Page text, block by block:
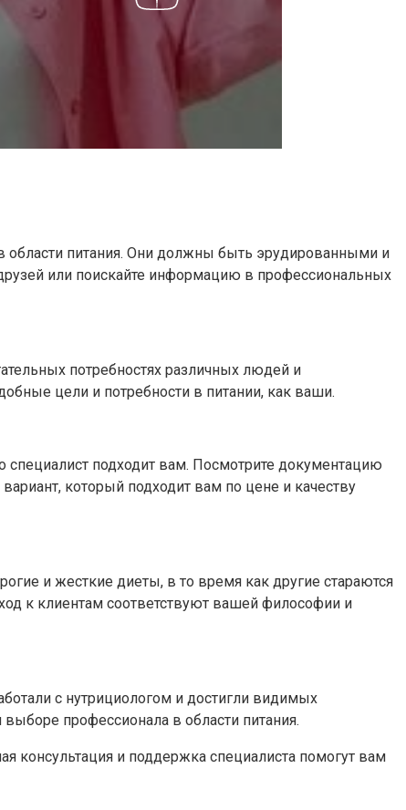
области питания. Они должны быть эрудированными и
или поискайте информацию в профессиональных
потребностях различных людей и
цели и потребности в питании, как ваши.
специалист подходит вам. Посмотрите документацию
который подходит вам по цене и качеству
и жесткие диеты, в то время как другие стараются
к клиентам соответствуют вашей философии и
с нутрициологом и достигли видимых
профессионала в области питания.
консультация и поддержка специалиста помогут вам